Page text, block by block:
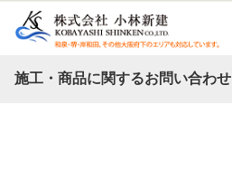
施工・商品に関するお問い合わせ